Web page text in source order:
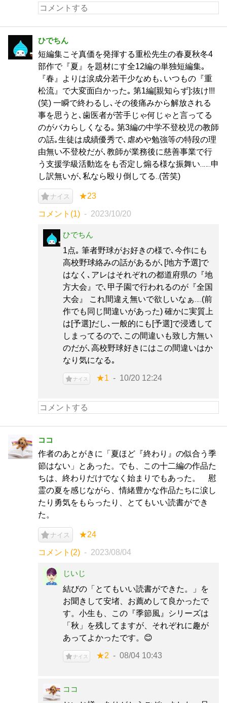
ひでちん
短編集こそ真価を発揮する重松先生の春夏秋冬4
部作で『夏』を題材にす全12編の単独短編集｡
『春』よりは涙成分若干少なめも､いつもの『重
松流』で大変面白かった｡ 第1編[親知らず]:抜け!!!
(笑) 一瞬で終わるし､その後痛みから解放される
事を思うと､歯医者が苦手じゃ何じゃと言ってる
のがバカらしくなる｡ 第3編の中学不登校児の教師
の話｡生徒は成績優秀で､虐めや勉強等の特段の理
由無い不登校だが､教師が業務後に慈善事業で行
う支援学級活動迄をも否定し煽る様な振舞い‥‥‥申
し訳無いが､私なら殴り倒してる‥(苦笑)
ナイス ★23
コメント(1) 2023/10/20
ひでちん
1点｡ 筆者野球がお好きの様で､今作にも
高校野球絡みの話があるが､[地方予選]で
はなく､アレはそれぞれの都道府県の『地
方大会』で､甲子園で行われるのが『全国
大会』 これ間違え無いで欲しいなぁ‥‥(前
作でも同じ間違いがあった) 確かに実質上
は[予選]だし､一般的にも[予選]で浸透して
しまってるので､この間違いも致し方無い
のだが､高校野球好きにはこの間違いはか
なり気になる｡
ナイス ★1 10/20 12:24
ココ
作者のあとがきに「夏ほど『終わり』の似合う季
節はない」とあった。でも、この十二編の作品た
ちは、終わりだけでなく始まりでもあった。 慰
霊の夏を感じながら、情緒豊かな作品たちに涙し
たり勇気をもらったり、とてもいい読書ができ
た。
ナイス ★24
コメント(2) 2023/08/04
じいじ
結びの「とてもいい読書ができた。」を
お聞きして安堵、お薦めして良かったで
す。小生も、この『季節風』シリーズは
「秋」を残してますが、それぞれに趣が
あってよかったです。😊
ナイス ★2 08/04 10:43
ココ